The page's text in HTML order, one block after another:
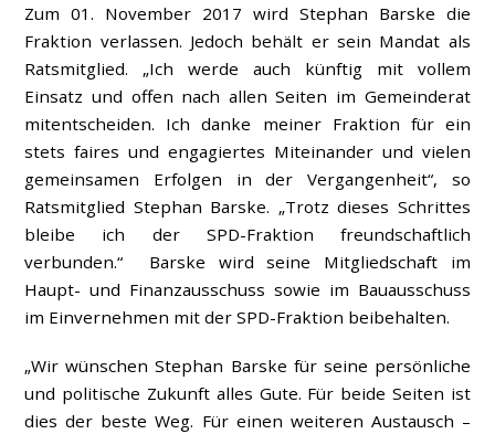
Zum 01. November 2017 wird Stephan Barske die
Fraktion verlassen. Jedoch behält er sein Mandat als
Ratsmitglied. „Ich werde auch künftig mit vollem
Einsatz und offen nach allen Seiten im Gemeinderat
mitentscheiden. Ich danke meiner Fraktion für ein
stets faires und engagiertes Miteinander und vielen
gemeinsamen Erfolgen in der Vergangenheit“, so
Ratsmitglied Stephan Barske. „Trotz dieses Schrittes
bleibe ich der SPD-Fraktion freundschaftlich
verbunden.“ Barske wird seine Mitgliedschaft im
Haupt- und Finanzausschuss sowie im Bauausschuss
im Einvernehmen mit der SPD-Fraktion beibehalten.
„Wir wünschen Stephan Barske für seine persönliche
und politische Zukunft alles Gute. Für beide Seiten ist
dies der beste Weg. Für einen weiteren Austausch –